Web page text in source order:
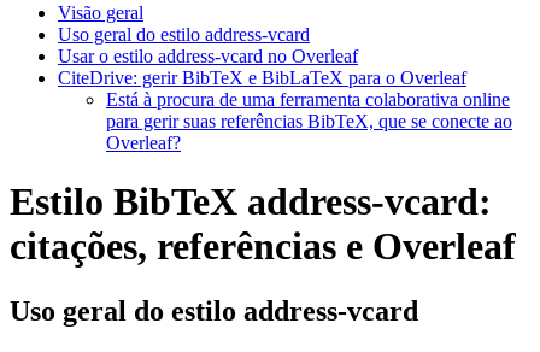
Visão geral
Uso geral do estilo address-vcard
Usar o estilo address-vcard no Overleaf
CiteDrive: gerir BibTeX e BibLaTeX para o Overleaf
Está à procura de uma ferramenta colaborativa online
para gerir suas referências BibTeX, que se conecte ao
Overleaf?
Estilo BibTeX address-vcard:
citações, referências e Overleaf
Uso geral do estilo address-vcard